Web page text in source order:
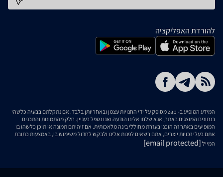
להורדת האפליקציה
המידע המופיע ב- zap מסופק על ידי החנויות עצמן ובאחריותן בלבד. אם נתקלתם בבעיה כלשהי
בנתונים המוצגים באתר, אנא שלחו אלינו הודעה ואנו נטפל בעניין. חלק מהתמונות והתכנים
המופיעים באתר זה הוכנו בעזרת מחוללי בינה מלאכותית. אם זיהיתם תמונה או תוכן כלשהו בו
אתם בעלי זכויות יוצרים, אתם רשאים לפנות אלינו ולבקש לחדול משימוש בו, באמצעות כתובת
המייל [email protected]